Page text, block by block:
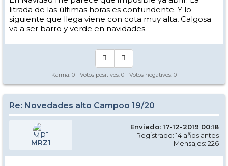
litrada de las últimas horas es contundente. Y lo
siguiente que llega viene con cota muy alta, Calgosa
va a ser barro y verde en navidades.
Karma: 0 - Votos positivos: 0 - Votos negativos: 0
Re: Novedades alto Campoo 19/20
MRZ1
Enviado: 17-12-2019 00:18
Registrado: 14 años antes
Mensajes: 226